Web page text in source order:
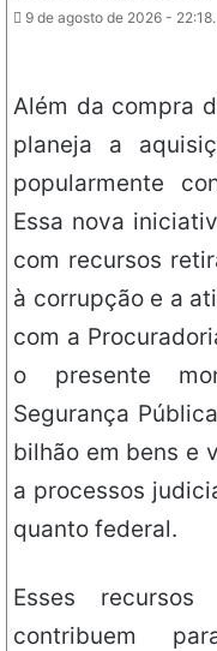
9 de agosto de 2026 - 22:18.
Além da compra
planeja a
popularmente
Essa nova
com recursos
à corrupção e a
com a
o presente
Segurança
bilhão em bens e
a processos
quanto federal.
Esses recursos
contribuem